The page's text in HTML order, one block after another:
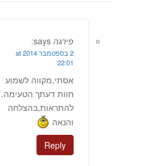
פירגה says:
2 בספטמבר 2014 at
22:01
אסתי,מקווה לשמוע
חוות דעתך הטעימה.
להתראות,בהצלחה
והנאה
Reply